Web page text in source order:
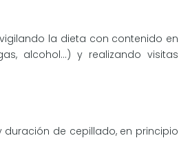
la dieta con contenido en
alcohol…) y realizando visitas
de cepillado, en principio